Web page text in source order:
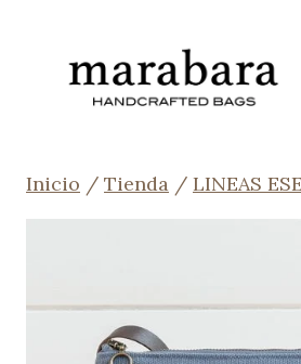
contenido
Inicio / Tienda / LINEAS